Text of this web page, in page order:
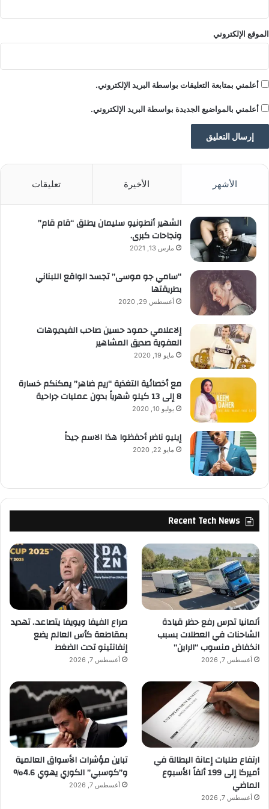
هذا المحتوى.
الموقع الإلكتروني
أعلمني بمتابعة التعليقات بواسطة البريد الإلكتروني.
أعلمني بالمواضيع الجديدة بواسطة البريد الإلكتروني.
الأشهر الأخيرة تعليقات
الشهير أنطونيو سليمان يطلق “قام قام”
ونجاحات كبرى.
مارس 13, 2021
“سامي جو موسى” تجسد الواقع اللبناني
بطريقتها
أغسطس 29, 2020
إلاعلامي حمود حسين صاحب الفيديوهات
العفوية صديق المشاهير
مايو 19, 2020
مع أخصائية التغذية “ريم ضاهر” يمكنكم خسارة
8 إلى 13 كيلو شهرياً بدون عمليات جراحية
يوليو 10, 2020
إيليو ناضر أحفظوا هذا الاسم جيداً
مايو 22, 2020
Recent Tech News
ألمانيا تدرس رفع حظر قيادة
الشاحنات في العطلات بسبب
انخفاض منسوب “الراين”
أغسطس 7, 2026
صراع الفيفا ويويفا يتصاعد.. تهديد
بمقاطعة كأس العالم يضع
إنفانتينو تحت الضغط
أغسطس 7, 2026
ارتفاع طلبات إعانة البطالة في
أميركا إلى 199 ألفاً الأسبوع
الماضي
أغسطس 7, 2026
تباين مؤشرات الأسواق العالمية
و”كوسبي” الكوري يهوي 4.6%
أغسطس 7, 2026